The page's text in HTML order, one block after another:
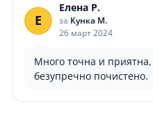
Е
Елена Р.
за Кунка М.
26 март 2024
Много точна и
безупречно почистено.